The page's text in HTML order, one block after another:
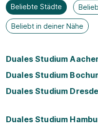
Beliebte Städte
Beliebt in deiner Nähe
Duales Studium
Duales Studium
Duales Studium
Duales Studium